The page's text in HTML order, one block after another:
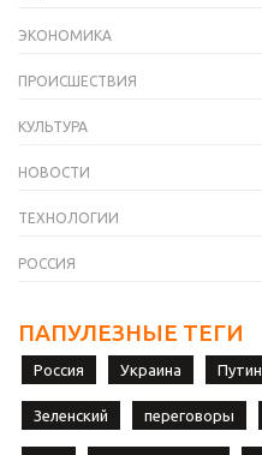
ЭКОНОМИКА
ПРОИСШЕСТВИЯ
КУЛЬТУРА
НОВОСТИ
ТЕХНОЛОГИИ
РОССИЯ
ПАПУЛЕЗНЫЕ ТЕГИ
Россия Украина Путин
Зеленский переговоры